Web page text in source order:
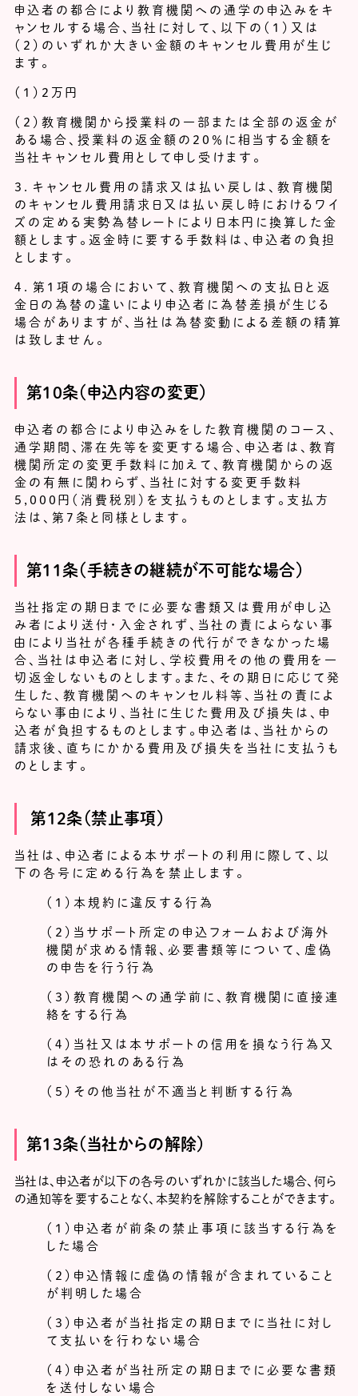
申込者の都合により教育機関への通学の申込みをキ
ャンセルする場合、当社に対して、以下の（1）又は
（2）のいずれか大きい金額のキャンセル費用が生じ
ます。
（１）2万円
（２）教育機関から授業料の一部または全部の返金が
ある場合、授業料の返金額の20％に相当する金額を
当社キャンセル費用として申し受けます。
３．キャンセル費用の請求又は払い戻しは、教育機関
のキャンセル費用請求日又は払い戻し時におけるワイ
ズの定める実勢為替レートにより日本円に換算した金
額とします。返金時に要する手数料は、申込者の負担
とします。
４．第1項の場合において、教育機関への支払日と返
金日の為替の違いにより申込者に為替差損が生じる
場合がありますが、当社は為替変動による差額の精算
は致しません。
第10条（申込内容の変更）
申込者の都合により申込みをした教育機関のコース、
通学期間、滞在先等を変更する場合、申込者は、教育
機関所定の変更手数料に加えて、教育機関からの返
金の有無に関わらず、当社に対する変更手数料
5,000円（消費税別）を支払うものとします。支払方
法は、第7条と同様とします。
第11条（手続きの継続が不可能な場合）
当社指定の期日までに必要な書類又は費用が申し込
み者により送付・入金されず、当社の責によらない事
由により当社が各種手続きの代行ができなかった場
合、当社は申込者に対し、学校費用その他の費用を一
切返金しないものとします。また、その期日に応じて発
生した、教育機関へのキャンセル料等、当社の責によ
らない事由により、当社に生じた費用及び損失は、申
込者が負担するものとします。申込者は、当社からの
請求後、直ちにかかる費用及び損失を当社に支払うも
のとします。
第12条 （禁止事項）
当社は、申込者による本サポートの利用に際して、以
下の各号に定める行為を禁止します。
（１）本規約に違反する行為
（２）当サポート所定の申込フォームおよび海外
機関が求める情報、必要書類等について、虚偽
の申告を行う行為
（３）教育機関への通学前に、教育機関に直接連
絡をする行為
（４）当社又は本サポートの信用を損なう行為又
はその恐れのある行為
（５）その他当社が不適当と判断する行為
第13条（当社からの解除）
当社は、申込者が以下の各号のいずれかに該当した場合、何ら
の通知等を要することなく、本契約を解除することができます。
（１）申込者が前条の禁止事項に該当する行為を
した場合
（２）申込情報に虚偽の情報が含まれていること
が判明した場合
（３）申込者が当社指定の期日までに当社に対し
て支払いを行わない場合
（４）申込者が当社所定の期日までに必要な書類
を送付しない場合